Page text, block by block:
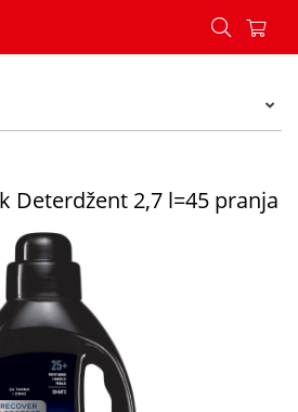
Black Deterdžent 2,7 l=45 pranja -
Deterdžent 2,7 l=45 pranja